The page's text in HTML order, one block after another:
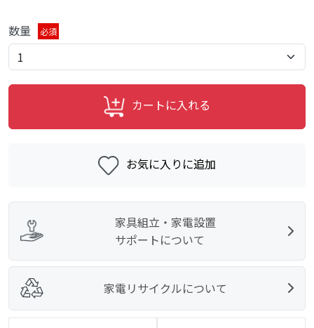
数量 必須
カートに入れる
お気に入りに追加
家具組立・家電設置
サポートについて
家電リサイクルについて